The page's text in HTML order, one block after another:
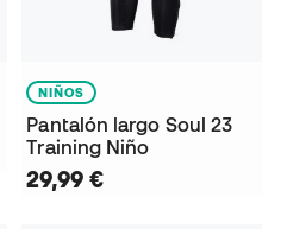
NIÑOS
Pantalón largo Soul 23
Training Niño
29,99 €